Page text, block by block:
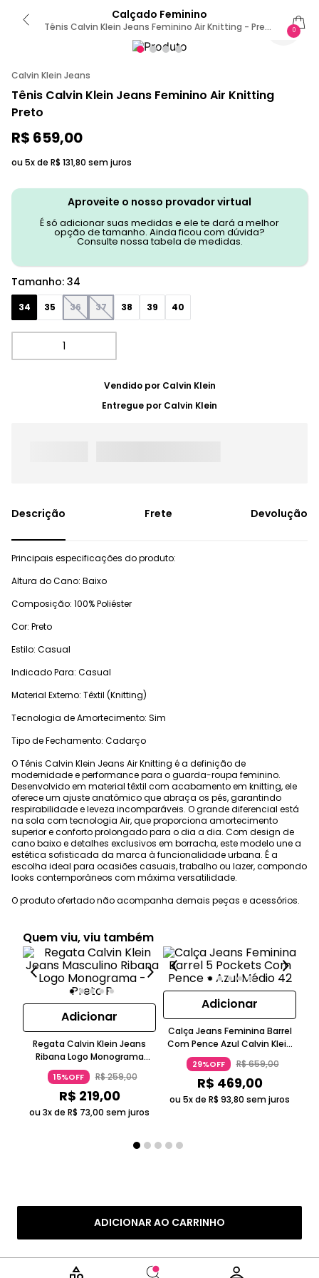
Calçado Feminino
Tênis Calvin Klein Jeans Feminino Air Knitting - Preto
0
Calvin Klein Jeans
Tênis Calvin Klein Jeans Feminino Air Knitting
Preto
R$ 659,00
ou 5x de R$ 131,80 sem juros
Aproveite o nosso provador virtual
É só adicionar suas medidas e ele te dará a melhor
opção de tamanho. Ainda ficou com dúvida?
Consulte nossa tabela de medidas.
Tamanho: 34
34 35 36 37 38 39 40
ADICIONAR AO CARRINHO
Vendido por Calvin Klein
Entregue por Calvin Klein
Frete Devolução
Principais especificações do produto:
Altura do Cano: Baixo
Composição: 100% Poliéster
Cor: Preto
Estilo: Casual
Indicado Para: Casual
Material Externo: Têxtil (Knitting)
Tecnologia de Amortecimento: Sim
Tipo de Fechamento: Cadarço
O Tênis Calvin Klein Jeans Air Knitting é a definição de
modernidade e performance para o guarda-roupa feminino.
Desenvolvido em material têxtil com acabamento em knitting, ele
oferece um ajuste anatômico que abraça os pés, garantindo
respirabilidade e leveza incomparáveis. O grande diferencial está
na sola com tecnologia Air, que proporciona amortecimento
superior e conforto prolongado para o dia a dia. Com design de
cano baixo e detalhes exclusivos em borracha, este modelo une a
estética sofisticada da marca à funcionalidade urbana. É a
escolha ideal para ocasiões casuais, trabalho ou lazer, compondo
looks contemporâneos com máxima versatilidade.
O produto ofertado não acompanha demais peças e acessórios.
Quem viu, viu também
Adicionar
Regata Calvin Klein Jeans
Ribana Logo Monograma
Preto
15%OFF R$259,00
R$ 219,00
ou 3x de R$ 73,00 sem juros
Adicionar
Calça Jeans Feminina Barrel
Com Pence Azul Calvin Klein
Jeans
29%OFF R$659,00
R$ 469,00
ou 5x de R$ 93,80 sem juros